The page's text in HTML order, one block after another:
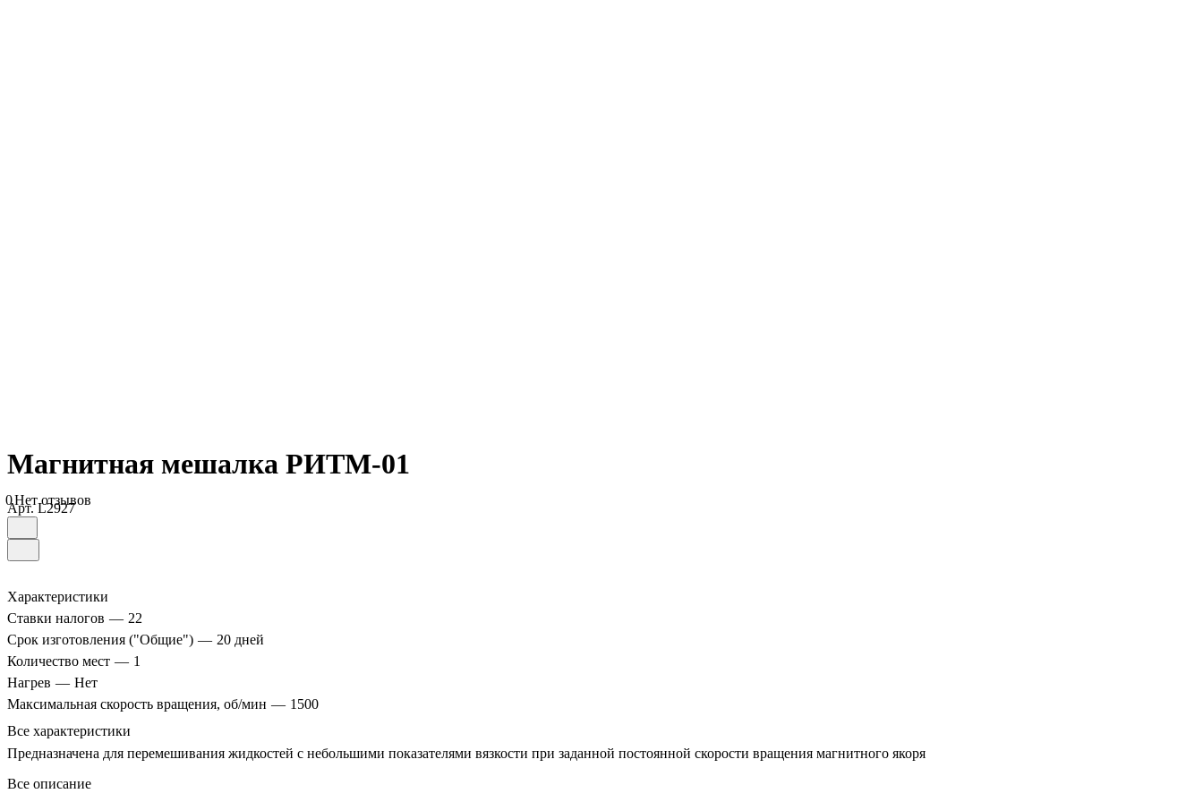
Магнитная мешалка РИТМ-01
0Нет отзывов
Арт.L2927
Характеристики
Ставки налогов — 22
Срок изготовления ("Общие") — 20 дней
Количество мест — 1
Нагрев — Нет
Максимальная скорость вращения, об/мин — 1500
Все характеристики
Предназначена для перемешивания жидкостей с небольшими показателями вязкости при заданной постоянной скорости вращения магнитного якоря
Все описание